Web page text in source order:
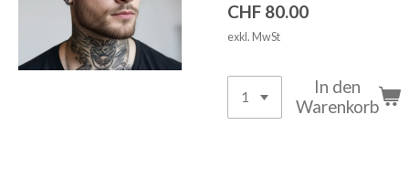
CHF 80.00
exkl. MwSt
In den
Warenkorb